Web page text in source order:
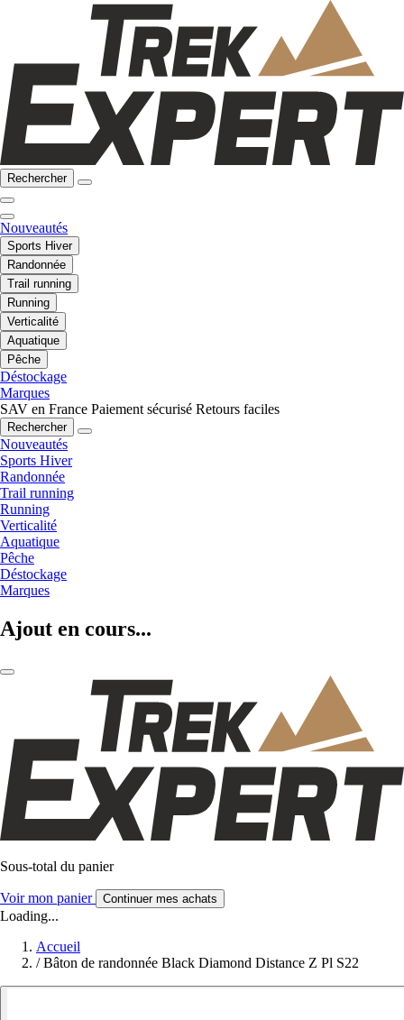
Rechercher
Nouveautés
Sports Hiver
Randonnée
Trail running
Running
Verticalité
Aquatique
Pêche
Déstockage
Marques
SAV en France Paiement sécurisé Retours faciles
Rechercher
Nouveautés
Sports Hiver
Randonnée
Trail running
Running
Verticalité
Aquatique
Pêche
Déstockage
Marques
Ajout en cours...
Sous-total du panier
Voir mon panier Continuer mes achats
Loading...
Accueil
/ Bâton de randonnée Black Diamond Distance Z Pl S22